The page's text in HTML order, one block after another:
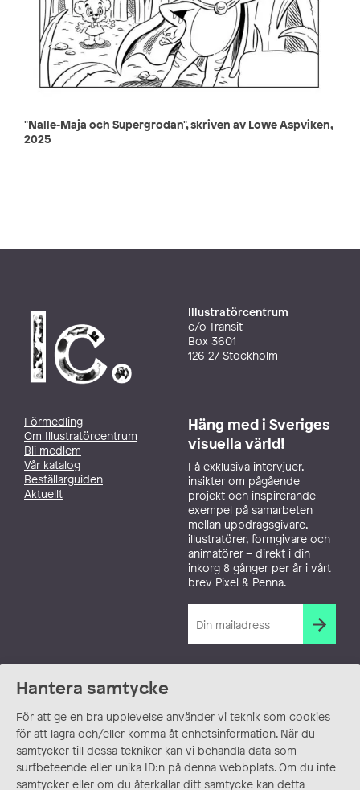
Hantera samtycke
För att ge en bra upplevelse använder vi teknik som cookies
för att lagra och/eller komma åt enhetsinformation. När du
samtycker till dessa tekniker kan vi behandla data som
surfbeteende eller unika ID:n på denna webbplats. Om du inte
samtycker eller om du återkallar ditt samtycke kan detta
"Nalle-Maja och Supergrodan", skriven av Lowe Aspviken,
2025
Illustratörcentrum
c/o Transit
Box 3601
126 27 Stockholm
Förmedling
Om Illustratörcentrum
Bli medlem
Vår katalog
Beställarguiden
Aktuellt
Häng med i Sveriges
visuella värld!
Få exklusiva intervjuer,
insikter om pågående
projekt och inspirerande
exempel på samarbeten
mellan uppdragsgivare,
illustratörer, formgivare och
animatörer – direkt i din
inkorg 8 gånger per år i vårt
brev Pixel & Penna.